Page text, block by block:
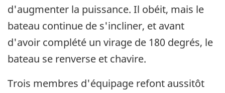
d'augmenter la puissance. Il obéit, mais le
bateau continue de s'incliner, et avant
d'avoir complété un virage de 180 degrés, le
bateau se renverse et chavire.
Trois membres d'équipage refont aussitôt